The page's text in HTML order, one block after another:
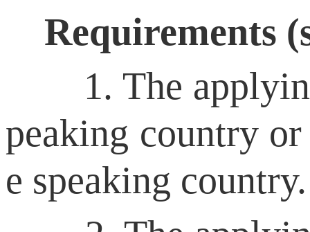
Requirements
1. The applying
peaking country
e speaking country.